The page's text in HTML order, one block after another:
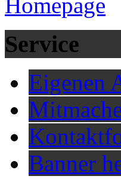
Service
Eigenen
Banner